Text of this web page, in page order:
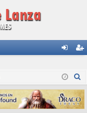
nti
fic
ar
ist
ra
rs
s
c